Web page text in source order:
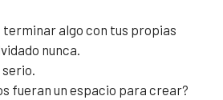
terminar algo con tus propias
nunca.
fueran un espacio para crear?